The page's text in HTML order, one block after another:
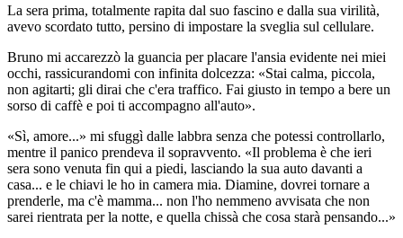
La sera prima, totalmente rapita dal suo fascino e dalla sua virilità,
avevo scordato tutto, persino di impostare la sveglia sul cellulare.
Bruno mi accarezzò la guancia per placare l'ansia evidente nei miei
occhi, rassicurandomi con infinita dolcezza: «Stai calma, piccola,
non agitarti; gli dirai che c'era traffico. Fai giusto in tempo a bere un
sorso di caffè e poi ti accompagno all'auto».
«Sì, amore...» mi sfuggì dalle labbra senza che potessi controllarlo,
mentre il panico prendeva il sopravvento. «Il problema è che ieri
sera sono venuta fin qui a piedi, lasciando la sua auto davanti a
casa... e le chiavi le ho in camera mia. Diamine, dovrei tornare a
prenderle, ma c'è mamma... non l'ho nemmeno avvisata che non
sarei rientrata per la notte, e quella chissà che cosa starà pensando...»